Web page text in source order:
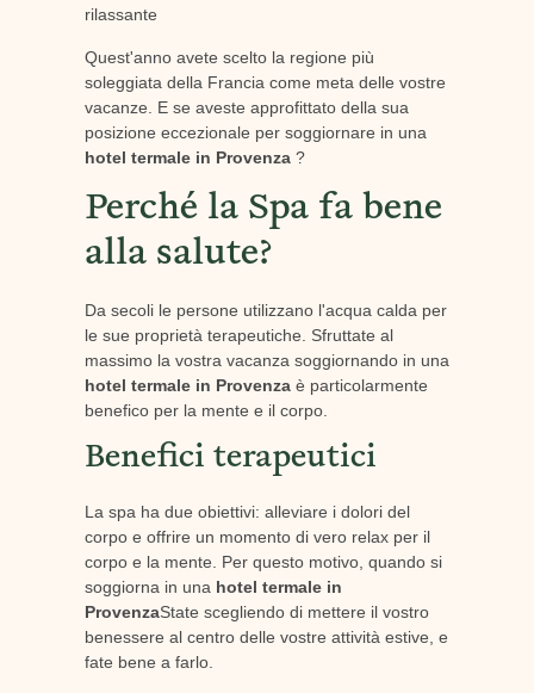
rilassante
Quest'anno avete scelto la regione più
soleggiata della Francia come meta delle vostre
vacanze. E se aveste approfittato della sua
posizione eccezionale per soggiornare in una
hotel termale in Provenza?
Perché la Spa fa bene
alla salute?
Da secoli le persone utilizzano l'acqua calda per
le sue proprietà terapeutiche. Sfruttate al
massimo la vostra vacanza soggiornando in una
hotel termale in Provenzaè particolarmente
benefico per la mente e il corpo.
Benefici terapeutici
La spa ha due obiettivi: alleviare i dolori del
corpo e offrire un momento di vero relax per il
corpo e la mente. Per questo motivo, quando si
soggiorna in una hotel termale in
ProvenzaState scegliendo di mettere il vostro
benessere al centro delle vostre attività estive, e
fate bene a farlo.